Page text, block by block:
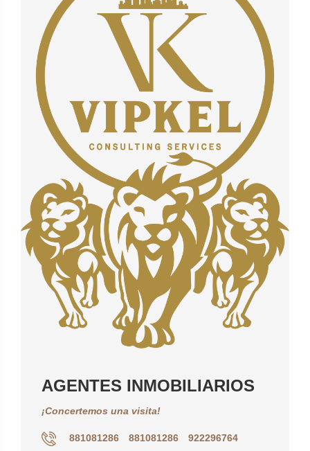
AGENTES INMOBILIARIOS
¡Concertemos una visita!
881081286 881081286
922296764